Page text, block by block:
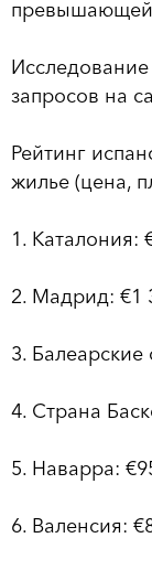
превышающей
запросов на
Рейтинг
жилье (цена,
1. Каталония:
2. Мадрид: €1
3. Балеарские
4. Страна
5. Наварра:
6. Валенсия: